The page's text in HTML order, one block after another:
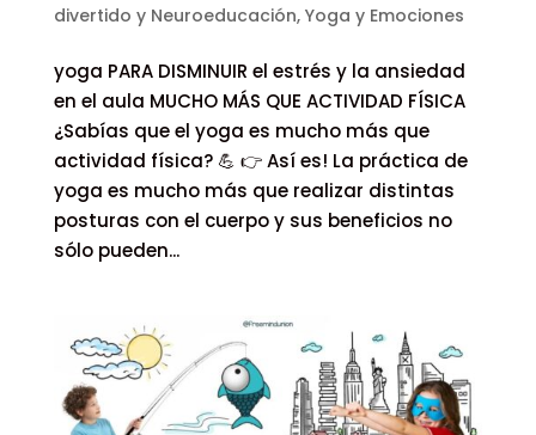
divertido y Neuroeducación, Yoga y Emociones
yoga PARA DISMINUIR el estrés y la ansiedad
en el aula MUCHO MÁS QUE ACTIVIDAD FÍSICA
¿Sabías que el yoga es mucho más que
actividad física? 💪 👉 Así es! La práctica de
yoga es mucho más que realizar distintas
posturas con el cuerpo y sus beneficios no
sólo pueden...